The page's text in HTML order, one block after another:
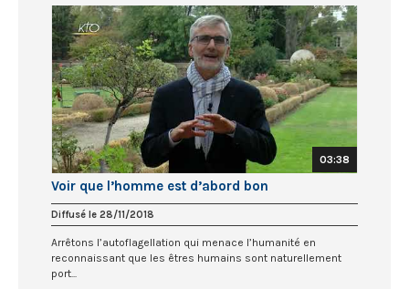
03:38
Voir que l’homme est d’abord bon
Diffusé le 28/11/2018
Arrêtons l’autoflagellation qui menace l’humanité en
reconnaissant que les êtres humains sont naturellement
port...